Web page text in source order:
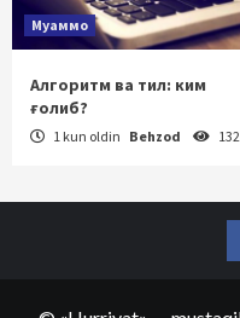
Муаммо
Алгоритм ва тил: ким
ғолиб?
1 kun oldin Behzod 132